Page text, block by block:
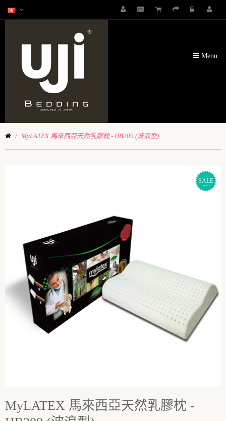
Menu
MyLATEX 馬來西亞天然乳膠枕 - HB209 (波浪型)
SALE
MyLATEX 馬來西亞天然乳膠枕 -